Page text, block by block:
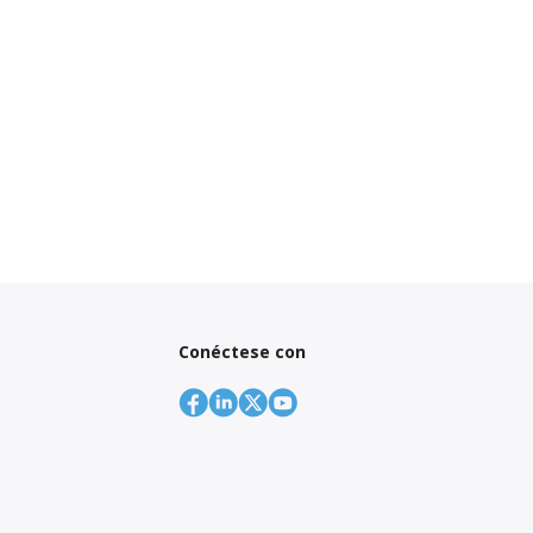
Conéctese con